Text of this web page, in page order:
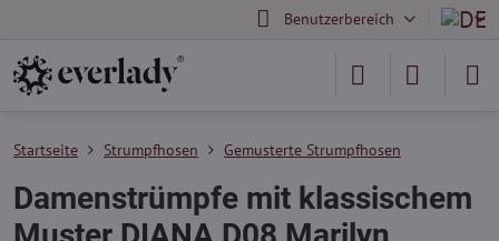
Benutzerbereich
Startseite Strumpfhosen Gemusterte Strumpfhosen
Damenstrümpfe mit klassischem